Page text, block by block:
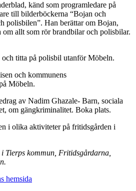
känd som programledare på
till bilderböckerna “Bojan och
polisbilen”. Han berättar om Bojan,
allt som rör brandbilar och polisbilar.
titta på polisbil utanför Möbeln.
och kommunens
Möbeln.
av Nadim Ghazale- Barn, sociala
om gängkriminalitet. Boka plats.
i olika aktiviteter på fritidsgården i
Tierps kommun, Fritidsgårdarna,
hemsida